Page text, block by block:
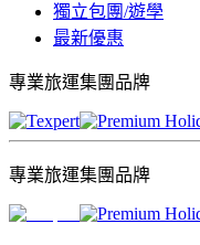
獨立包團/遊學
最新優惠
專業旅運集團品牌
專業旅運集團品牌